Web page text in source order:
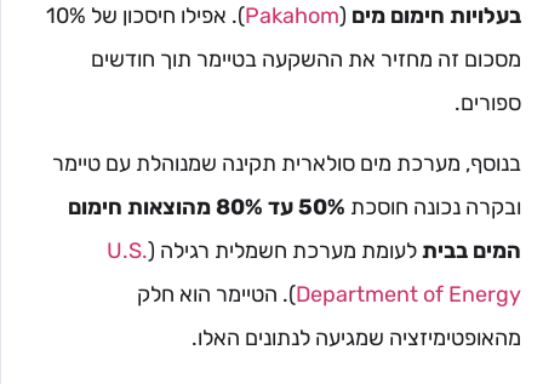
בעלויות חימום מים (
Pakahom
). אפילו חיסכון של 10%
מסכום זה מחזיר את ההשקעה בטיימר תוך חודשים
ספורים.
בנוסף, מערכת מים סולארית תקינה שמנוהלת עם טיימר
ובקרה נכונה חוסכת
50% עד 80% מהוצאות חימום
המים בביתלעומת מערכת חשמלית רגילה (U.S.
Department of Energy). הטיימר הוא חלק
מהאופטימיזציה שמגיעה לנתונים האלו.